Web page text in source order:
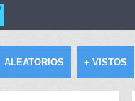
ALEATORIOS + VISTOS